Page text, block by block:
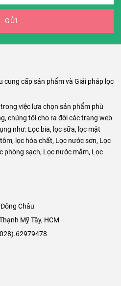
GỬI
cấp sản phẩm và Giải pháp lọc
việc lựa chọn sản phẩm phù
chúng tôi cho ra đời các trang web
như: Lọc bia, lọc sữa, lọc mật
lọc hóa chất, Lọc nước sơn, Lọc
phòng sạch, Lọc nước mắm, Lọc
Châu
Mỹ Tây, HCM